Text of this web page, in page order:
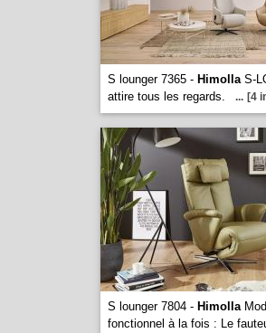
S lounger 7365 - HimollaS-
attire tous les regards.
... [4
S lounger 7804 - Himolla
fonctionnel à la fois : Le